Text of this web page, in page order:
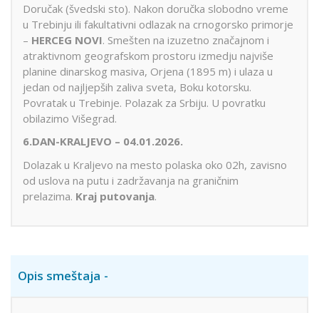
Doručak (švedski sto). Nakon doručka slobodno vreme
u Trebinju ili fakultativni odlazak na crnogorsko primorje
– HERCEG NOVI. Smešten na izuzetno značajnom i
atraktivnom geografskom prostoru izmedju najviše
planine dinarskog masiva, Orjena (1895 m) i ulaza u
jedan od najljepših zaliva sveta, Boku kotorsku.
Povratak u Trebinje. Polazak za Srbiju. U povratku
obilazimo Višegrad.
6.DAN-KRALJEVO – 04.01.2026.
Dolazak u Kraljevo na mesto polaska oko 02h, zavisno
od uslova na putu i zadržavanja na graničnim
prelazima. Kraj putovanja.
Opis smeštaja